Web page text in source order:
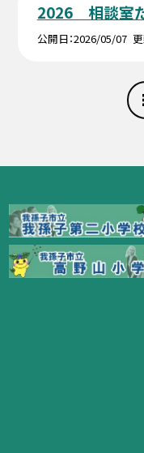
2026 相談室
公開日 2026/05/07